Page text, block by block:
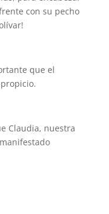
con su pecho
que el
Claudia, nuestra